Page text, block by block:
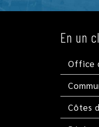
En un
Office
Côtes